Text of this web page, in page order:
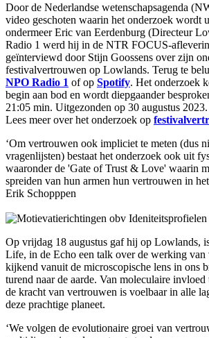
Door de Nederlandse wetenschapsagenda
video geschoten waarin het onderzoek wordt
ondermeer Eric van Eerdenburg (Directeur
Radio 1 werd hij in de NTR FOCUS-
geïnterviewd door Stijn Goossens over zijn
festivalvertrouwen op Lowlands. Terug te
NPO Radio 1 of op Spotify. Het onderzoek
begin aan bod en wordt diepgaander
21:05 min. Uitgezonden op 30 augustus 2023.
Lees meer over het onderzoek op
‘Om vertrouwen ook impliciet te meten (dus
vragenlijsten) bestaat het onderzoek ook uit
waaronder de 'Gate of Trust & Love' waarin
spreiden van hun armen hun vertrouwen in
Erik Schopppen
Op vrijdag 18 augustus gaf hij op Lowlands,
Life, in de Echo een talk over de werking van
kijkend vanuit de microscopische lens in ons
turend naar de aarde. Van moleculaire
de kracht van vertrouwen is voelbaar in alle
deze prachtige planeet.
‘We volgen de evolutionaire groei van